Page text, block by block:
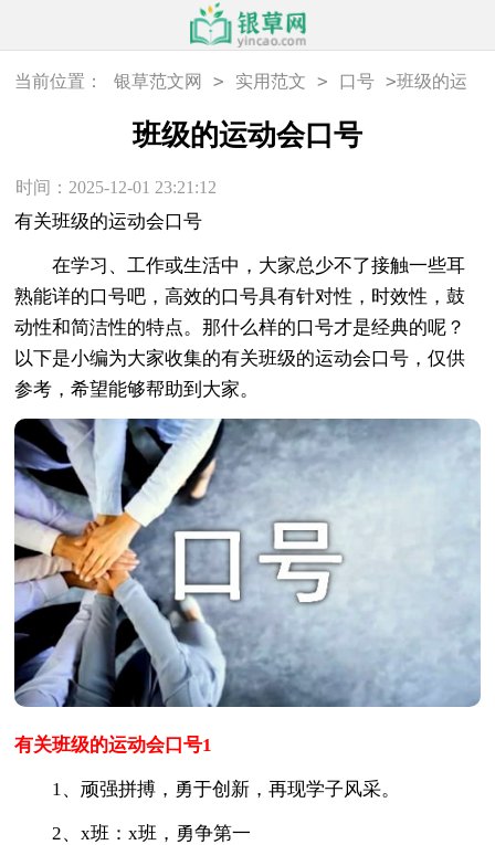
当前位置： 银草范文网 > 实用范文 > 口号 >班级的运
班级的运动会口号
时间：2025-12-01 23:21:12
有关班级的运动会口号
在学习、工作或生活中，大家总少不了接触一些耳
熟能详的口号吧，高效的口号具有针对性，时效性，鼓
动性和简洁性的特点。那什么样的口号才是经典的呢？
以下是小编为大家收集的有关班级的运动会口号，仅供
参考，希望能够帮助到大家。
有关班级的运动会口号1
1、顽强拼搏，勇于创新，再现学子风采。
2、x班：x班，勇争第一